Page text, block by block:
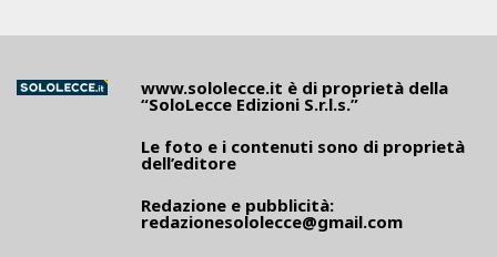
www.sololecce.it è di proprietà della
“SoloLecce Edizioni S.r.l.s.”
Le foto e i contenuti sono di proprietà
dell’editore
Redazione e pubblicità:
redazionesololecce@gmail.com